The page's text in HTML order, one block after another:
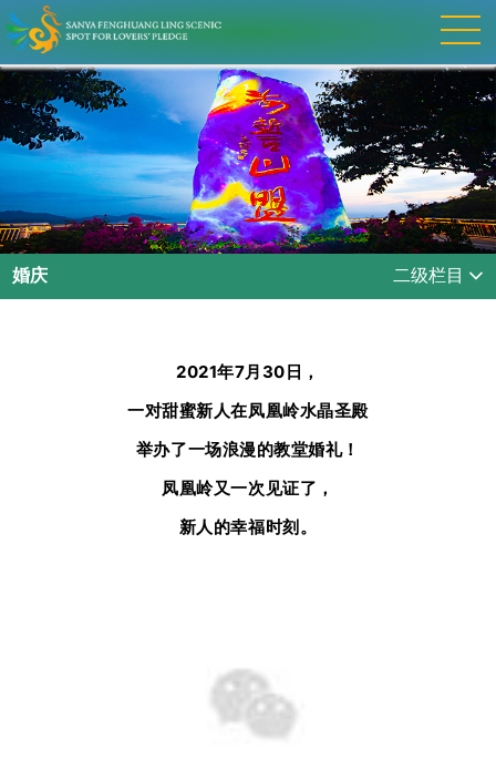
婚庆 二级栏目
2021年7月30日，
一对甜蜜新人在凤凰岭水晶圣殿
举办了一场浪漫的教堂婚礼！
凤凰岭又一次见证了，
新人的幸福时刻。